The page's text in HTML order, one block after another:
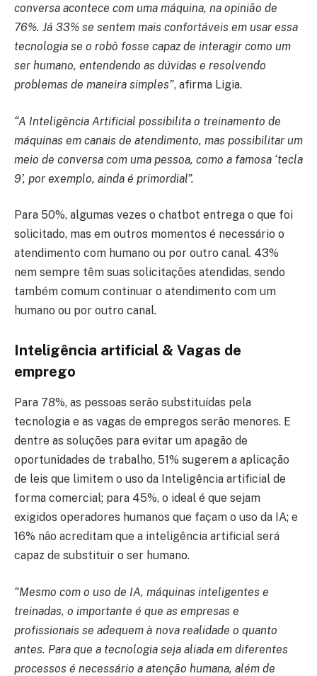
conversa acontece com uma máquina, na opinião de
76%. Já 33% se sentem mais confortáveis em usar essa
tecnologia se o robô fosse capaz de interagir como um
ser humano, entendendo as dúvidas e resolvendo
problemas de maneira simples”, afirma Ligia.
“A Inteligência Artificial possibilita o treinamento de
máquinas em canais de atendimento, mas possibilitar um
meio de conversa com uma pessoa, como a famosa ‘tecla
9’, por exemplo, ainda é primordial”.
Para 50%, algumas vezes o chatbot entrega o que foi
solicitado, mas em outros momentos é necessário o
atendimento com humano ou por outro canal. 43%
nem sempre têm suas solicitações atendidas, sendo
também comum continuar o atendimento com um
humano ou por outro canal.
Inteligência artificial & Vagas de
emprego
Para 78%, as pessoas serão substituídas pela
tecnologia e as vagas de empregos serão menores. E
dentre as soluções para evitar um apagão de
oportunidades de trabalho, 51% sugerem a aplicação
de leis que limitem o uso da Inteligência artificial de
forma comercial; para 45%, o ideal é que sejam
exigidos operadores humanos que façam o uso da IA; e
16% não acreditam que a inteligência artificial será
capaz de substituir o ser humano.
“Mesmo com o uso de IA, máquinas inteligentes e
treinadas, o importante é que as empresas e
profissionais se adequem à nova realidade o quanto
antes. Para que a tecnologia seja aliada em diferentes
processos é necessário a atenção humana, além de